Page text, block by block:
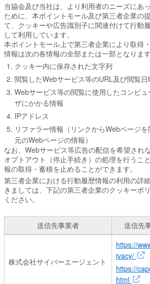
当協会及び当社は、より利用者のニーズにあ
ために、本ポイントモール及び第三者企業の
て、クッキーや広告識別子に関連付けて行動
して利用しています。
本ポイントモール上で第三者企業により取得
情報は次の各情報の全部または一部となります
クッキー内に保存された文字列
閲覧したWebサービス等のURL及び閲覧日
Webサービス等の閲覧に使用したコンピ
ザにかかる情報
IPアドレス
リファラー情報（リンクからWebページ
元のWebページの情報）
なお、Webサービス等広告の配信を希望され
オプトアウト（停止手続き）の処理を行うこ
報の取得・蓄積を止めることができます。
第三者企業における行動履歴情報の利用の詳
きましては、下記の第三者企業のクッキーポ
ください。
オーディエンスターゲティング広告の送信先
送信先事業者 送信先
株式会社サイバーエージェント
https://
ivacy/
https://
html